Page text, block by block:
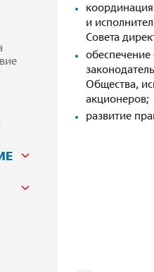
и
Совета
Общества,
акционеров;
развитие